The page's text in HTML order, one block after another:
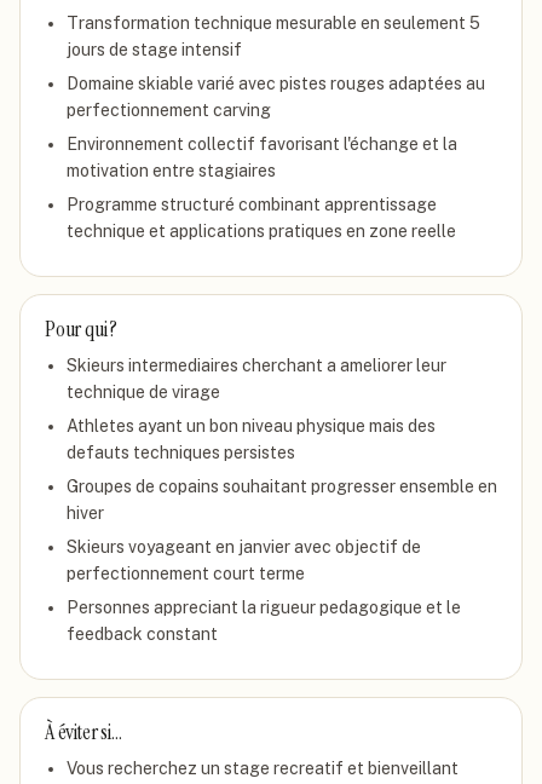
Transformation technique mesurable en seulement 5
jours de stage intensif
Domaine skiable varié avec pistes rouges adaptées au
perfectionnement carving
Environnement collectif favorisant l'échange et la
motivation entre stagiaires
Programme structuré combinant apprentissage
technique et applications pratiques en zone reelle
Pour qui ?
Skieurs intermediaires cherchant a ameliorer leur
technique de virage
Athletes ayant un bon niveau physique mais des
defauts techniques persistes
Groupes de copains souhaitant progresser ensemble en
hiver
Skieurs voyageant en janvier avec objectif de
perfectionnement court terme
Personnes appreciant la rigueur pedagogique et le
feedback constant
À éviter si…
Vous recherchez un stage recreatif et bienveillant